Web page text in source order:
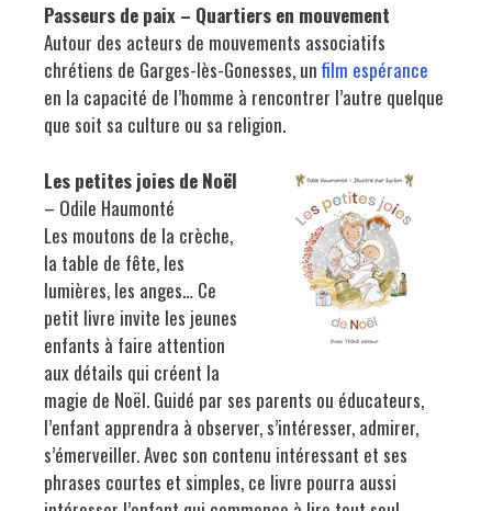
Passeurs de paix – Quartiers en mouvement
Autour des acteurs de mouvements associatifs
chrétiens de Garges-lès-Gonesses, unfilm espérance
en la capacité de l’homme à rencontrer l’autre quelque
que soit sa culture ou sa religion.
Les petites joies de Noël
– Odile Haumonté
Les moutons de la crèche,
la table de fête, les
lumières, les anges… Ce
petit livre invite les jeunes
enfants à faire attention
aux détails qui créent la
magie de Noël. Guidé par ses parents ou éducateurs,
l’enfant apprendra à observer, s’intéresser, admirer,
s’émerveiller. Avec son contenu intéressant et ses
phrases courtes et simples, ce livre pourra aussi